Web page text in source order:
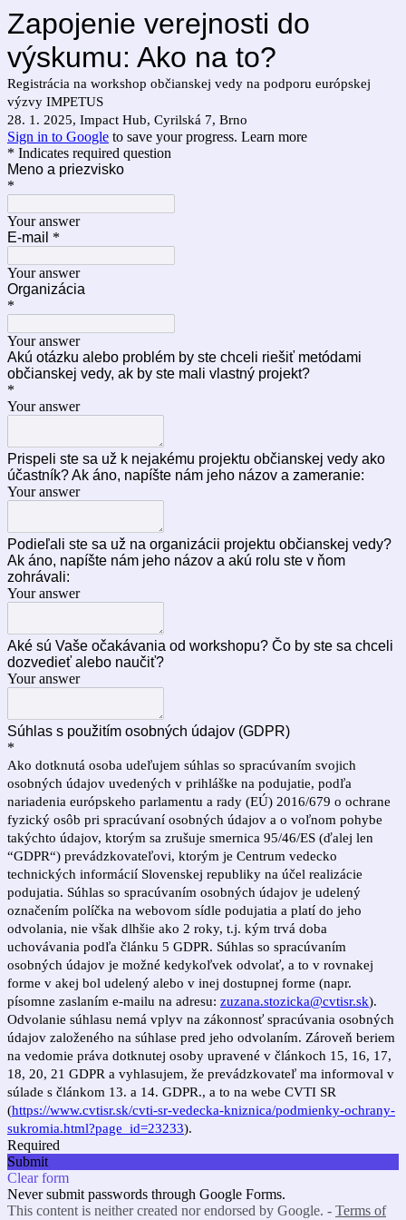
Zapojenie verejnosti do
výskumu: Ako na to?
Registrácia na workshop občianskej vedy na podporu európskej
výzvy IMPETUS
28. 1. 2025, Impact Hub, Cyrilská 7, Brno
Sign in to Google to save your progress. Learn more
* Indicates required question
Meno a priezvisko
*
Your answer
E-mail *
Your answer
Organizácia
*
Your answer
Akú otázku alebo problém by ste chceli riešiť metódami
občianskej vedy, ak by ste mali vlastný projekt?
*
Your answer
Prispeli ste sa už k nejakému projektu občianskej vedy ako
účastník? Ak áno, napíšte nám jeho názov a zameranie:
Your answer
Podieľali ste sa už na organizácii projektu občianskej vedy?
Ak áno, napíšte nám jeho názov a akú rolu ste v ňom
zohrávali:
Your answer
Aké sú Vaše očakávania od workshopu? Čo by ste sa chceli
dozvedieť alebo naučiť?
Your answer
Súhlas s použitím osobných údajov (GDPR)
*
Ako dotknutá osoba udeľujem súhlas so spracúvaním svojich
osobných údajov uvedených v prihláške na podujatie, podľa
nariadenia európskeho parlamentu a rady (EÚ) 2016/679 o ochrane
fyzický osôb pri spracúvaní osobných údajov a o voľnom pohybe
takýchto údajov, ktorým sa zrušuje smernica 95/46/ES (ďalej len
“GDPR“) prevádzkovateľovi, ktorým je Centrum vedecko
technických informácií Slovenskej republiky na účel realizácie
podujatia. Súhlas so spracúvaním osobných údajov je udelený
označením políčka na webovom sídle podujatia a platí do jeho
odvolania, nie však dlhšie ako 2 roky, t.j. kým trvá doba
uchovávania podľa článku 5 GDPR. Súhlas so spracúvaním
osobných údajov je možné kedykoľvek odvolať, a to v rovnakej
forme v akej bol udelený alebo v inej dostupnej forme (napr.
písomne zaslaním e-mailu na adresu: zuzana.stozicka@cvtisr.sk).
Odvolanie súhlasu nemá vplyv na zákonnosť spracúvania osobných
údajov založeného na súhlase pred jeho odvolaním. Zároveň beriem
na vedomie práva dotknutej osoby upravené v článkoch 15, 16, 17,
18, 20, 21 GDPR a vyhlasujem, že prevádzkovateľ ma informoval v
súlade s článkom 13. a 14. GDPR., a to na webe CVTI SR
(https://www.cvtisr.sk/cvti-sr-vedecka-kniznica/podmienky-ochrany-
sukromia.html?page_id=23233).
Required
Submit
Clear form
Never submit passwords through Google Forms.
This content is neither created nor endorsed by Google. - Terms of